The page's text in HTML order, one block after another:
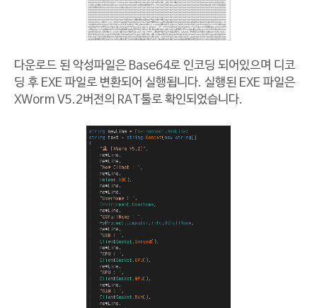
다운로드 된 악성파일은 Base64로 인코딩 되어있으며 디코
딩 후 EXE 파일로 변환되어 실행됩니다. 실행된 EXE 파일은
XWorm V5.2버전의 RAT툴로 확인되었습니다.